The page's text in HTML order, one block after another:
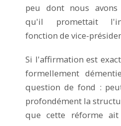
peu dont nous avons
qu'il promettait
fonction de vice-
Si l'affirmation est
formellement
question de fond :
profondément la
que cette réforme